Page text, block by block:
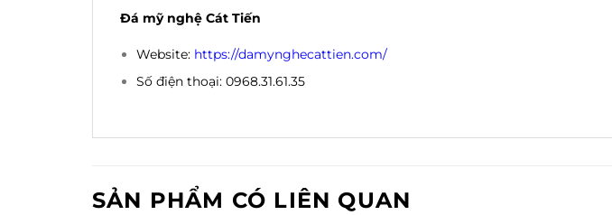
Đá mỹ nghệ Cát Tiến
Website: https://damynghecattien.com/
Số điện thoại: 0968.31.61.35
SẢN PHẨM CÓ LIÊN QUAN